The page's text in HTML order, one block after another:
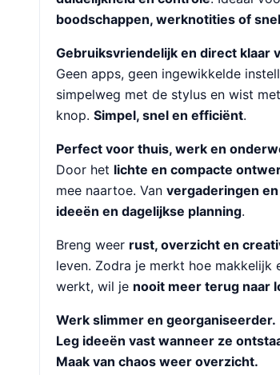
boodschappen, werknotities of
Gebruiksvriendelijk en direct klaar
Geen apps, geen ingewikkelde
simpelweg met de stylus en wist
knop. Simpel, snel en efficiënt.
Perfect voor thuis, werk en
Door het lichte en compacte
mee naartoe. Van vergaderingen
ideeën en dagelijkse planning.
Breng weer rust, overzicht en
leven. Zodra je merkt hoe makkelijk
werkt, wil je nooit meer terug naar
Werk slimmer en georganiseerder.
Leg ideeën vast wanneer ze
Maak van chaos weer overzicht.